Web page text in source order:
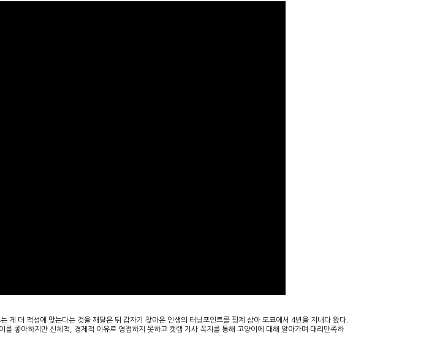
게 더 적성에 맞는다는 것을 깨달은 뒤 갑자기 찾아온 인생의 터닝포인트를 핑계 삼아 도쿄에서 4년을 지내다 왔다.
좋아하지만 신체적, 경제적 이유로 영접하지 못하고 캣랩 기사 꼭지를 통해 고양이에 대해 알아가며 대리만족하